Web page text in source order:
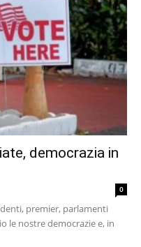
democrazia in
0
premier, parlamenti
le nostre democrazie e, in